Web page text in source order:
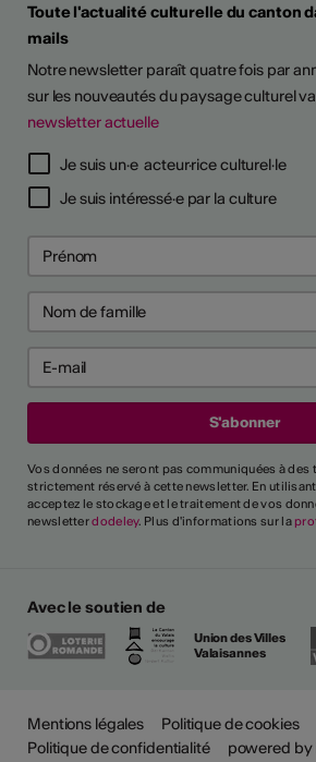
Toute l'actualité culturelle du canton
mails
Notre newsletter paraît quatre fois par
sur les nouveautés du paysage culturel
newsletter actuelle
Je suis un·e acteur·rice culturel·le
Je suis intéressé·e par la culture
Vos données ne seront pas communiquées à des
strictement réservé à cette newsletter. En
acceptez le stockage et le traitement de vos
newsletterdodeley. Plus d'informations sur la
Avec le soutien de
Union des Villes
Valaisannes
Mentions légales
Politique de cookies
Politique de confidentialité
powered by